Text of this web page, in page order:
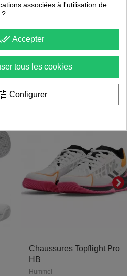
en ligne 100% sécurisé
CES ARTICLES
VOUS INTÉRESSER
-20
Chaussures Topflight Pro
HB
Hummel
associées à l'utilisation de
?
Accepter
tous les cookies
Configurer